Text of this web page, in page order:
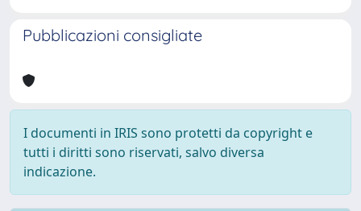
Pubblicazioni consigliate
I documenti in IRIS sono protetti da copyright e
tutti i diritti sono riservati, salvo diversa
indicazione.